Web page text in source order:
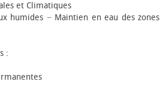
et Climatiques
humides − Maintien en eau des zones
: